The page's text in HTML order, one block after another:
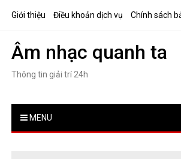
Giới thiệu Điều khoản dịch vụ Chính sách
Âm nhạc quanh ta
Thông tin giải trí 24h
MENU